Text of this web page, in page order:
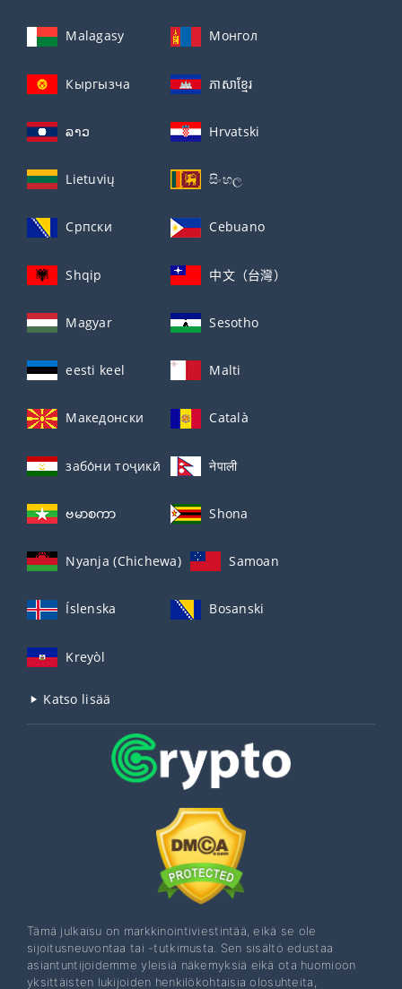
Malagasy Монгол
Кыргызча ភាសាខ្មែរ
ລາວ Hrvatski
Lietuvių සිංහල
Српски Cebuano
Shqip 中文（台灣）
Magyar Sesotho
eesti keel Malti
Македонски Català
забо́ни тоҷикӣ́ नेपाली
ဗမာစကာ Shona
Nyanja (Chichewa) Samoan
Íslenska Bosanski
Kreyòl
Katso lisää
Tämä julkaisu on markkinointiviestintää, eikä se ole
sijoitusneuvontaa tai -tutkimusta. Sen sisältö edustaa
asiantuntijoidemme yleisiä näkemyksiä eikä ota huomioon
yksittäisten lukijoiden henkilökohtaisia ​​olosuhteita,